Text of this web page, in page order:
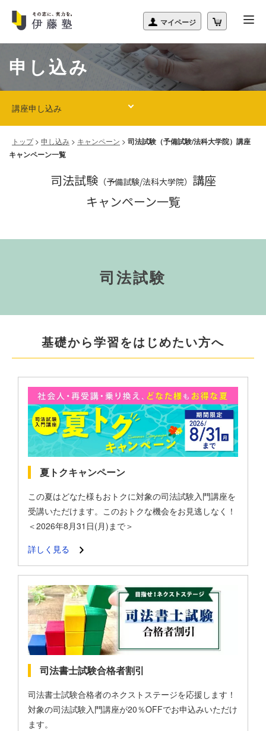
申し込み
講座申し込み
トップ> 申し込み > キャンペーン > 司法試験（予備試験/法科大学院）講座
キャンペーン一覧
司法試験（予備試験/法科大学院） 講座
キャンペーン一覧
司法試験
基礎から学習をはじめたい方へ
夏トクキャンペーン
この夏はどなた様もおトクに対象の司法試験入門講座を
受講いただけます。このおトクな機会をお見逃しなく！
＜2026年8月31日(月)まで＞
詳しく見る
司法書士試験合格者割引
司法書士試験合格者のネクストステージを応援します！
対象の司法試験入門講座が20％OFFでお申込みいただけ
ます。